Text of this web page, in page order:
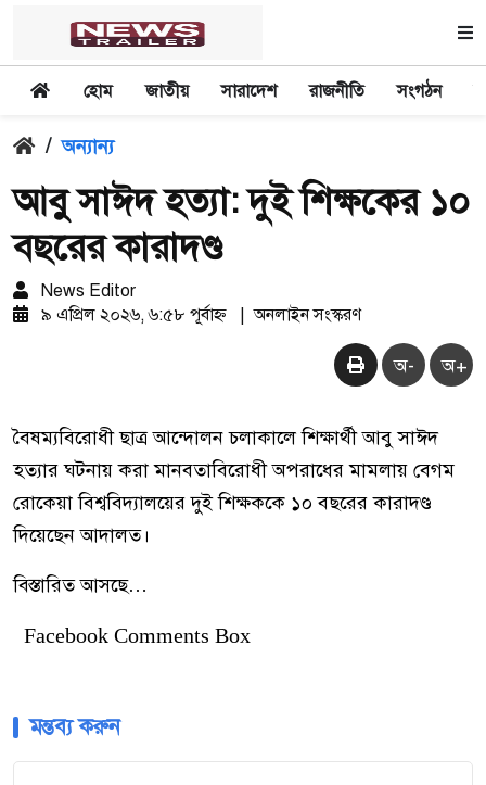
হোম জাতীয় সারাদেশ রাজনীতি সংগঠন
/ অন্যান্য
আবু সাঈদ হত্যা: দুই শিক্ষকের ১০
বছরের কারাদণ্ড
News Editor
৯ এপ্রিল ২০২৬, ৬:৫৮ পূর্বাহ্ন
অনলাইন সংস্করণ
অ- অ+
বৈষম্যবিরোধী ছাত্র আন্দোলন চলাকালে শিক্ষার্থী আবু সাঈদ
হত্যার ঘটনায় করা মানবতাবিরোধী অপরাধের মামলায় বেগম
রোকেয়া বিশ্ববিদ্যালয়ের দুই শিক্ষককে ১০ বছরের কারাদণ্ড
দিয়েছেন আদালত।
বিস্তারিত আসছে…
Facebook Comments Box
মন্তব্য করুন